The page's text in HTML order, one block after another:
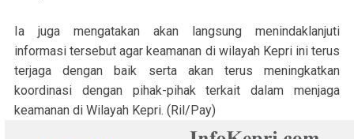
Ia juga mengatakan akan langsung menindaklanjuti
informasi tersebut agar keamanan di wilayah Kepri ini terus
terjaga dengan baik serta akan terus meningkatkan
koordinasi dengan pihak-pihak terkait dalam menjaga
keamanan di Wilayah Kepri. (Ril/Pay)